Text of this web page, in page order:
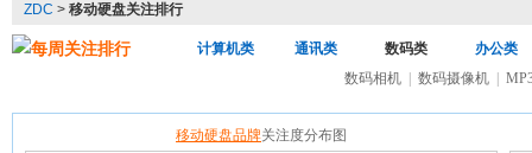
ZDC > 移动硬盘关注排行
每周关注排行 计算机类 通讯类 数码类
办公类
数码相机| 数码摄像机|
移动硬盘品牌关注度分布图